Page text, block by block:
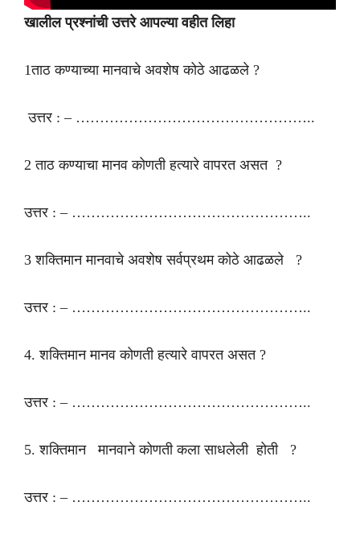
खालील प्रश्नांची उत्तरे आपल्या वहीत लिहा
1ताठ कण्याच्या मानवाचे अवशेष कोठे आढळले ?
उत्तर : – …………………………………………..
2 ताठ कण्याचा मानव कोणती हत्यारे वापरत असत ?
उत्तर : – …………………………………………..
3 शक्तिमान मानवाचे अवशेष सर्वप्रथम कोठे आढळले ?
उत्तर : – …………………………………………..
4. शक्तिमान मानव कोणती हत्यारे वापरत असत ?
उत्तर : – …………………………………………..
5. शक्तिमान मानवाने कोणती कला साधलेली होती ?
उत्तर : – …………………………………………..